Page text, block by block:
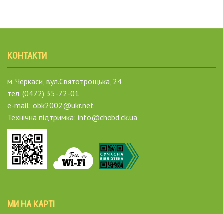
КОНТАКТИ
м. Черкаси, вул.Святотроїцька, 24
тел. (0472) 35-72-01
e-mail: obk2002@ukr.net
Технічна підтримка: info@chobd.ck.ua
МИ НА КАРТІ